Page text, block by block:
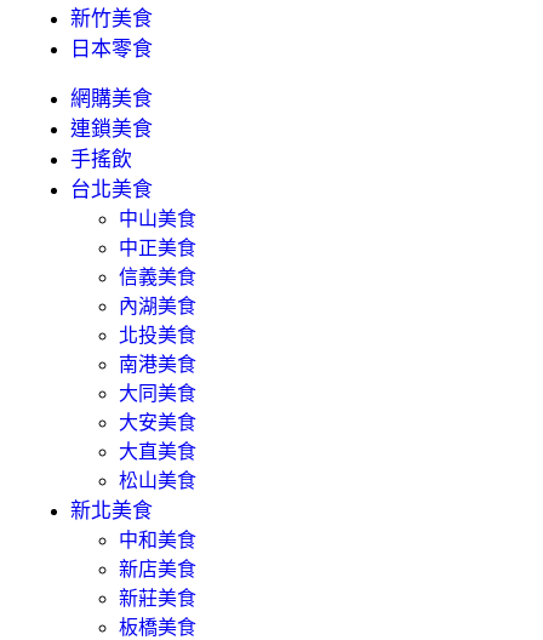
新竹美食
日本零食
網購美食
連鎖美食
手搖飲
台北美食
中山美食
中正美食
信義美食
內湖美食
北投美食
南港美食
大同美食
大安美食
大直美食
松山美食
新北美食
中和美食
新店美食
新莊美食
板橋美食